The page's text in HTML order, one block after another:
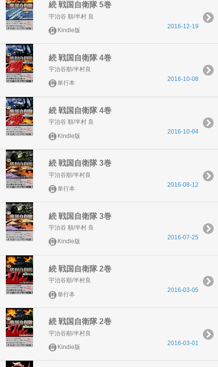
続 戦国自衛隊 5巻
宇治谷 順/半村 良
Kindle版
2016-12-19
続 戦国自衛隊 4巻
宇治谷順/半村良
単行本
2016-10-08
続 戦国自衛隊 4巻
宇治谷 順/半村 良
Kindle版
2016-10-04
続 戦国自衛隊 3巻
宇治谷順/半村良
単行本
2016-08-12
続 戦国自衛隊 3巻
宇治谷 順/半村 良
Kindle版
2016-07-25
続 戦国自衛隊 2巻
宇治谷順/半村良
単行本
2016-03-05
続 戦国自衛隊 2巻
宇治谷順/半村良
Kindle版
2016-03-01